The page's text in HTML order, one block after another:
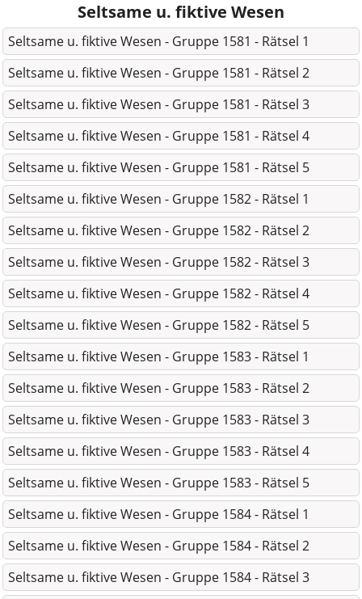
Seltsame u. fiktive Wesen
Seltsame u. fiktive Wesen - Gruppe 1581 - Rätsel 1
Seltsame u. fiktive Wesen - Gruppe 1581 - Rätsel 2
Seltsame u. fiktive Wesen - Gruppe 1581 - Rätsel 3
Seltsame u. fiktive Wesen - Gruppe 1581 - Rätsel 4
Seltsame u. fiktive Wesen - Gruppe 1581 - Rätsel 5
Seltsame u. fiktive Wesen - Gruppe 1582 - Rätsel 1
Seltsame u. fiktive Wesen - Gruppe 1582 - Rätsel 2
Seltsame u. fiktive Wesen - Gruppe 1582 - Rätsel 3
Seltsame u. fiktive Wesen - Gruppe 1582 - Rätsel 4
Seltsame u. fiktive Wesen - Gruppe 1582 - Rätsel 5
Seltsame u. fiktive Wesen - Gruppe 1583 - Rätsel 1
Seltsame u. fiktive Wesen - Gruppe 1583 - Rätsel 2
Seltsame u. fiktive Wesen - Gruppe 1583 - Rätsel 3
Seltsame u. fiktive Wesen - Gruppe 1583 - Rätsel 4
Seltsame u. fiktive Wesen - Gruppe 1583 - Rätsel 5
Seltsame u. fiktive Wesen - Gruppe 1584 - Rätsel 1
Seltsame u. fiktive Wesen - Gruppe 1584 - Rätsel 2
Seltsame u. fiktive Wesen - Gruppe 1584 - Rätsel 3